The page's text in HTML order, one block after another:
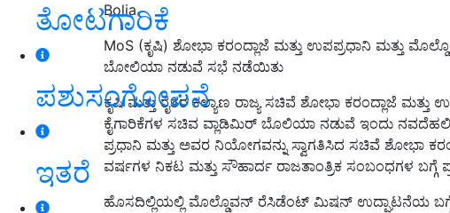
ತೋಟಗಾರಿಕೆ
ಪಶುಸಂಗೋಪನೆ
ಇತರೆ
Bolia
MoS (ಕೃಷಿ) ಶೋಭಾ ಕರಂದ್ಲಾಜೆ ಮತ್ತು ಉಪಪ್ರಧಾನಿ ಮತ್ತು
ಬೋಲಿಯಾ ನಡುವೆ ಸಭೆ ನಡೆಯಿತು
ಕೃಷಿ ಮತ್ತು ರೈತರ ಕಲ್ಯಾಣ ರಾಜ್ಯ ಸಚಿವೆ ಶೋಭಾ ಕರಂದ್ಲಾಜೆ ಮತ್ತು
ಕೈಗಾರಿಕೆಗಳ ಸಚಿವ ವ್ಲಾಡಿಮಿರ್ ಬೊಲಿಯಾ ನಡುವೆ ಇಂದು
ಪ್ರಧಾನಿ ಮತ್ತು ಅವರ ನಿಯೋಗವನ್ನು ಸ್ವಾಗತಿಸಿದ ಸಚಿವೆ ಶೋಭಾ
ವರ್ಷಗಳ ನಿಕಟ ಮತ್ತು ಸೌಹಾರ್ದ ರಾಜತಾಂತ್ರಿಕ ಸಂಬಂಧಗಳ ಬಗ್ಗೆ
ಹೊಸದಿಲ್ಲಿಯಲ್ಲಿ ಮೊಲ್ಡೊವನ್ ರೆಸಿಡೆಂಟ್ ಮಿಷನ್ ಉದ್ಘಾಟನೆಯ ಬಗ್ಗೆ